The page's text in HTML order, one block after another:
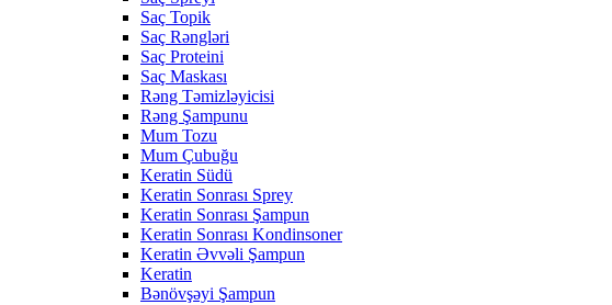
Saç Topik
Saç Rəngləri
Saç Proteini
Saç Maskası
Rəng Təmizləyicisi
Rəng Şampunu
Mum Tozu
Mum Çubuğu
Keratin Südü
Keratin Sonrası Sprey
Keratin Sonrası Şampun
Keratin Sonrası Kondinsoner
Keratin Əvvəli Şampun
Keratin
Bənövşəyi Şampun